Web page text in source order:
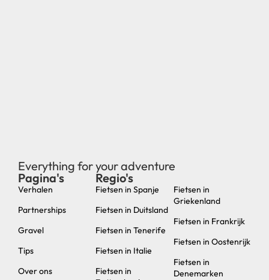
Everything for your adventure
Pagina's
Verhalen
Partnerships
Gravel
Tips
Over ons
Regio's
Fietsen in Spanje
Fietsen in Duitsland
Fietsen in Tenerife
Fietsen in Italie
Fietsen in
Fietsen in
Griekenland
Fietsen in Frankrijk
Fietsen in Oostenrijk
Fietsen in
Denemarken